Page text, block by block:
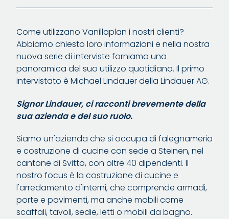
Come utilizzano Vanillaplan i nostri clienti?
Abbiamo chiesto loro informazioni e nella nostra
nuova serie di interviste forniamo una
panoramica del suo utilizzo quotidiano. Il primo
intervistato è Michael Lindauer della Lindauer AG.
Signor Lindauer, ci racconti brevemente della
sua azienda e del suo ruolo.
Siamo un'azienda che si occupa di falegnameria
e costruzione di cucine con sede a Steinen, nel
cantone di Svitto, con oltre 40 dipendenti. Il
nostro focus è la costruzione di cucine e
l'arredamento d'interni, che comprende armadi,
porte e pavimenti, ma anche mobili come
scaffali, tavoli, sedie, letti o mobili da bagno.